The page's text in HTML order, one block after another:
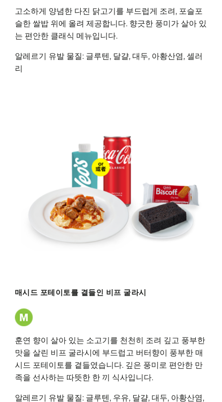
고소하게 양념한 다진 닭고기를 부드럽게 조려, 포슬포
슬한 쌀밥 위에 올려 제공합니다. 향긋한 풍미가 살아 있
는 편안한 클래식 메뉴입니다.
알레르기 유발 물질: 글루텐, 달걀, 대두, 아황산염, 셀러
리
매시드 포테이토를 곁들인 비프 굴라시
훈연 향이 살아 있는 소고기를 천천히 조려 깊고 풍부한
맛을 살린 비프 굴라시에 부드럽고 버터향이 풍부한 매
시드 포테이토를 곁들였습니다. 깊은 풍미로 편안한 만
족을 선사하는 따뜻한 한 끼 식사입니다.
알레르기 유발 물질: 글루텐, 우유, 달걀, 대두, 아황산염,